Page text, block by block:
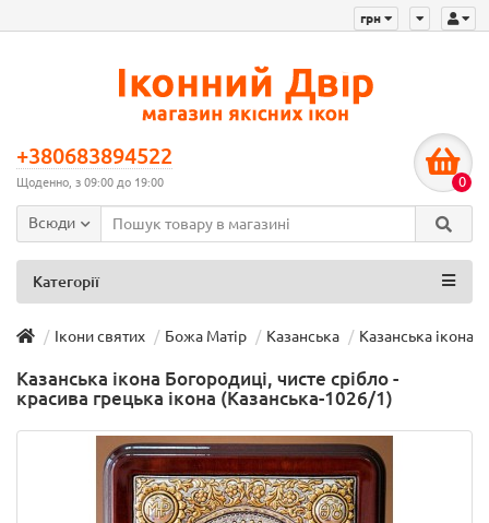
грн
+380683894522
Щоденно, з 09:00 до 19:00 0
Всюди
Категорії
Ікони святих Божа Матір Казанська Казанська ікона
Казанська ікона Богородиці, чисте срібло -
красива грецька ікона (Казанська-1026/1)